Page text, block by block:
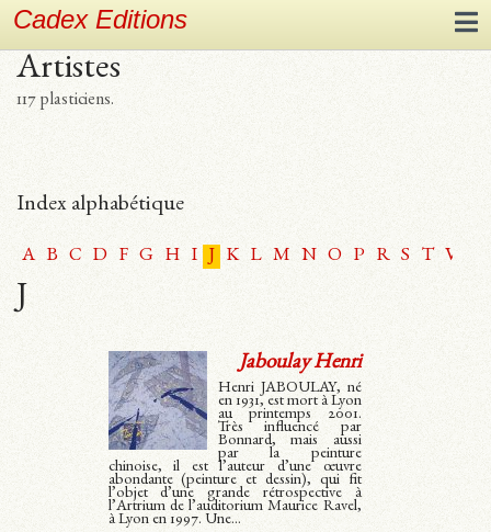
Cadex Editions
Artistes
117 plasticiens.
Index alphabétique
A B C D F G H I J K L M N O P R S T V
J
Jaboulay Henri
Henri JABOULAY, né
en 1931, est mort à Lyon
au printemps 2001.
Très influencé par
Bonnard, mais aussi
par la peinture
chinoise, il est l’auteur d’une œuvre
abondante (peinture et dessin), qui fit
l’objet d’une grande rétrospective à
l’Artrium de l’auditorium Maurice Ravel,
à Lyon en 1997. Une...